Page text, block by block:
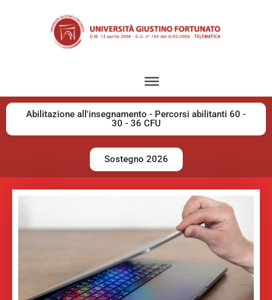
Abilitazione all'insegnamento - Percorsi abilitanti 60 -
30 - 36 CFU
Sostegno 2026